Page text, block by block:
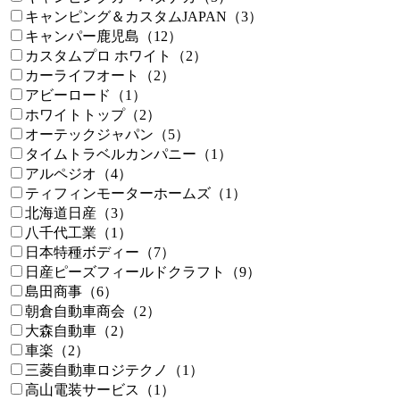
キャンピング＆カスタムJAPAN（3）
キャンパー鹿児島（12）
カスタムプロ ホワイト（2）
カーライフオート（2）
アビーロード（1）
ホワイトトップ（2）
オーテックジャパン（5）
タイムトラベルカンパニー（1）
アルペジオ（4）
ティフィンモーターホームズ（1）
北海道日産（3）
八千代工業（1）
日本特種ボディー（7）
日産ピーズフィールドクラフト（9）
島田商事（6）
朝倉自動車商会（2）
大森自動車（2）
車楽（2）
三菱自動車ロジテクノ（1）
高山電装サービス（1）